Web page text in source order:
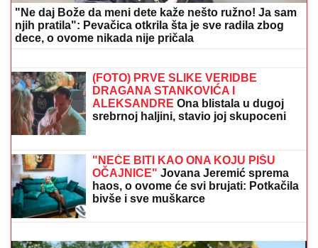
"Ne daj Bože da meni dete kaže nešto ružno! Ja sam
njih pratila": Pevačica otkrila šta je sve radila zbog
dece, o ovome nikada nije pričala
oči u oči sa Neriom i Hanom - Da li će
pasti teške reči?
ALEKSANDRE Ona blistala u dugoj
srebrnoj haljini, stavio joj skupoceni
prsten na ruku